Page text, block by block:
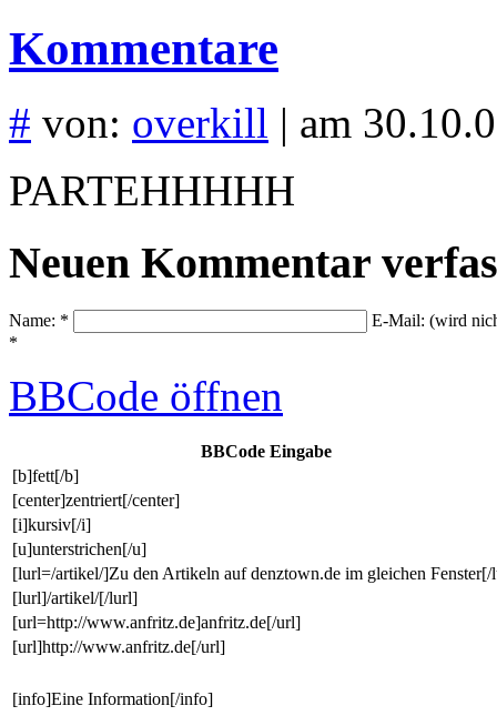
Kommentare
# von: overkill | am
PARTEHHHHH
Neuen Kommentar
Name: *
E-Mail: (wird
*
BBCode öffnen
BBCode Eingabe
[b]fett[/b]
[center]zentriert[/center]
[i]kursiv[/i]
[u]unterstrichen[/u]
[lurl=/artikel/]Zu den Artikeln auf denztown.de im gleichen
[lurl]/artikel/[/lurl]
[url=http://www.anfritz.de]anfritz.de[/url]
[url]http://www.anfritz.de[/url]
[info]Eine Information[/info]